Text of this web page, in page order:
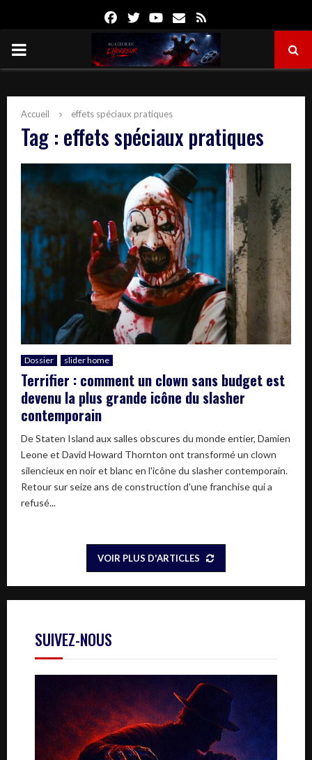
FacebookTwitterYoutube
Email
PRIMARY
Accueil effets spéciaux pratiques
Tag : effets spéciaux pratiques
Dossier slider home
Terrifier : comment un clown sans budget est
devenu la plus grande icône du slasher
contemporain
De Staten Island aux salles obscures du monde entier, Damien
Leone et David Howard Thornton ont transformé un clown
silencieux en noir et blanc en l'icône du slasher contemporain.
Retour sur seize ans de construction d'une franchise qui a
refusé...
VOIR PLUS D'ARTICLES
SUIVEZ-NOUS